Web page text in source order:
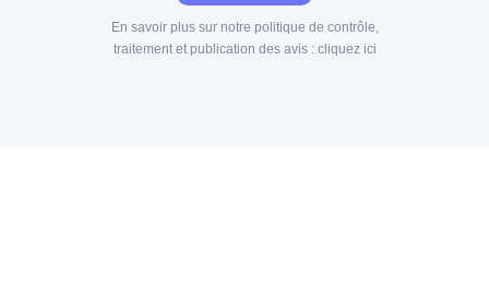
En savoir plus sur notre politique de contrôle,
traitement et publication des avis : cliquez ici